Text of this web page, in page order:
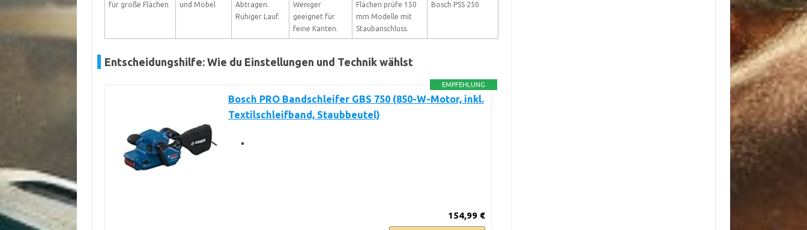
für große Flächen
und Möbel
Abtragen.
Ruhiger Lauf.
Weniger
geeignet für
feine Kanten.
Flächen prüfe 150
mm Modelle mit
Staubanschluss.
Bosch PSS 250
Entscheidungshilfe: Wie du Einstellungen und Technik wählst
EMPFEHLUNG
Bosch PRO Bandschleifer GBS 750 (850-W-Motor, inkl.
Textilschleifband, Staubbeutel)
154,99 €